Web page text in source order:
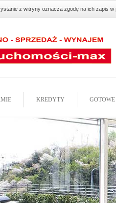
z witryny oznacza zgodę na ich zapis
KREDYTY